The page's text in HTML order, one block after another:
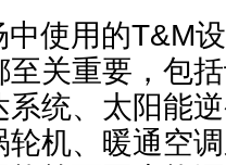
使用的T&M
关重要，包
统、太阳能
机、暖通空